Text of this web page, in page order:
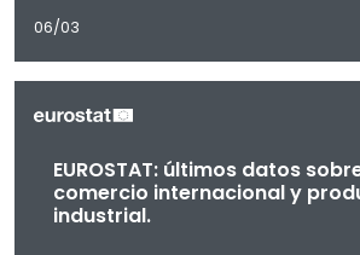
06/03
EUROSTAT: últimos datos
comercio internacional y
industrial.